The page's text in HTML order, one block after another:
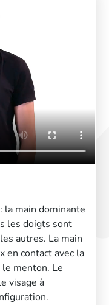
la main dominante
les doigts sont
autres. La main
en contact avec la
le menton. Le
visage à